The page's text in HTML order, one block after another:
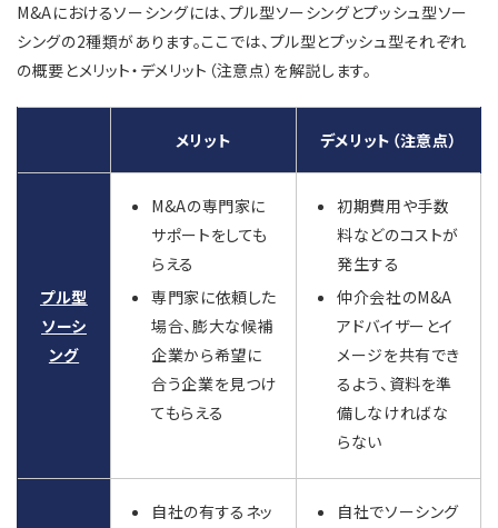
M&Aにおけるソーシングには、プル型ソーシングとプッシュ型ソー
シングの2種類があります。ここでは、プル型とプッシュ型それぞれ
の概要とメリット・デメリット（注意点）を解説します。
メリット デメリット（注意点）
プル型
ソーシ
ング
M&Aの専門家に
サポートをしても
らえる
専門家に依頼した
場合、膨大な候補
企業から希望に
合う企業を見つけ
てもらえる
初期費用や手数
料などのコストが
発生する
仲介会社のM&A
アドバイザーとイ
メージを共有でき
るよう、資料を準
備しなければな
らない
自社の有するネッ
自社でソーシング